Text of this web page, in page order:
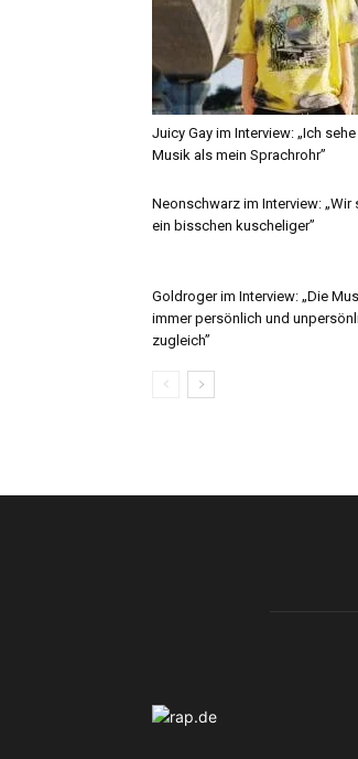
Juicy Gay im Interview: „Ich
Musik als mein Sprachrohr”
Neonschwarz im Interview: „Wir
ein bisschen kuscheliger”
Goldroger im Interview: „Die
immer persönlich und
zugleich”